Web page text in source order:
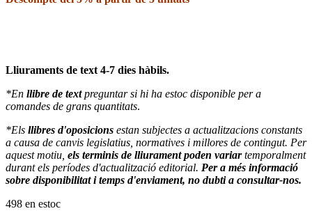
Lliuraments de text 4-7 dies hàbils.
*En llibre de textpreguntar si hi ha estoc disponible per a
comandes de grans quantitats.
*Els llibres d'oposicions estan subjectes a actualitzacions constants
a causa de canvis legislatius, normatives i millores de contingut. Per
aquest motiu, els terminis de lliurament poden variartemporalment
durant els períodes d'actualització editorial. Per a més informació
sobre disponibilitat i temps d'enviament, no dubti a consultar-nos.
498 en estoc